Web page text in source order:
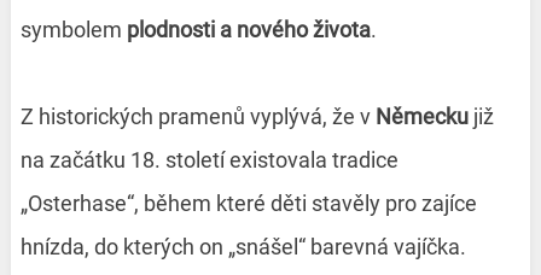
symbolem plodnosti a nového života.
Z historických pramenů vyplývá, že v Německujiž
na začátku 18. století existovala tradice
„Osterhase“, během které děti stavěly pro zajíce
hnízda, do kterých on „snášel“ barevná vajíčka.